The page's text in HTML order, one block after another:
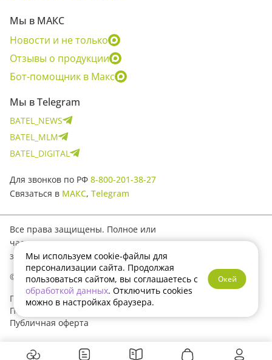
Мы в МАКС
Новости и не только
Отзывы о продукции
Бот-помощник в Макс
Мы в Telegram
BATEL_NEWS
BATEL_MLM
BATEL_DIGITAL
Для звонков по РФ 8-800-201-38-27
Связаться в МАКС, Telegram
Все права защищены. Полное или
частичное копирование материалов
запрещено.
© 2017–2026 Batel
Политика конфиденциальности
Пользовательское соглашение
Публичная оферта
Мы используем cookie-файлы для
персонализации сайта. Продолжая
пользоваться сайтом, вы соглашаетесь с
обработкой данных. Отключить cookies
можно в настройках браузера.
Окей